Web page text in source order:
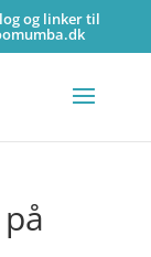
og linker til